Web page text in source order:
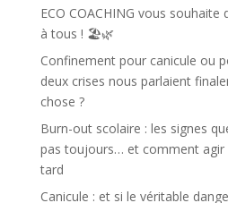
ECO COACHING vous souhaite
à tous ! 🏖️🌿
Confinement pour canicule ou
deux crises nous parlaient
chose ?
Burn-out scolaire : les signes
pas toujours… et comment agir
tard
Canicule : et si le véritable